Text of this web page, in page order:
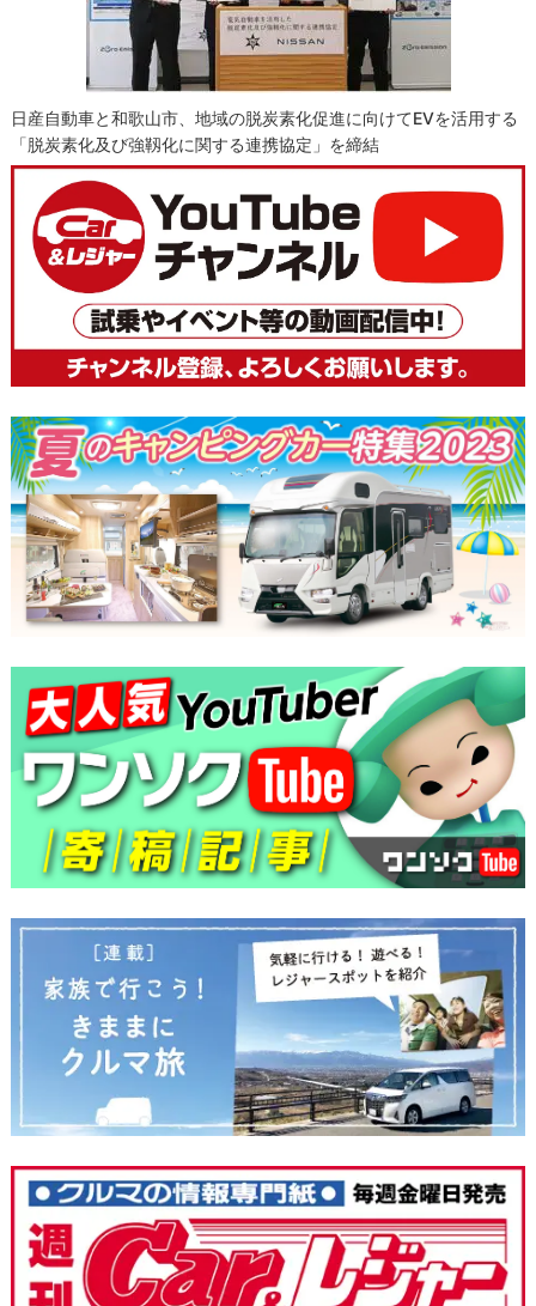
日産自動車と和歌山市、地域の脱炭素化促進に向けてEVを活用する
「脱炭素化及び強靱化に関する連携協定」を締結